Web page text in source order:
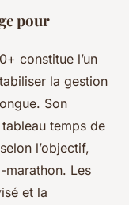
pour
constitue l’un
la gestion
Son
temps de
l’objectif,
marathon. Les
et la